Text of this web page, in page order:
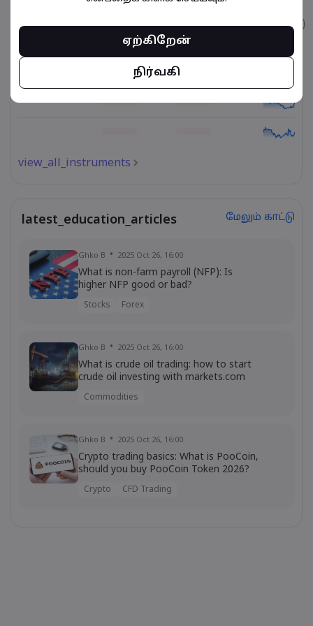
உடைமை விற்பனை வாங்குதல் கட்டணம் (%)
view_all_instruments
latest_education_articles மேலும் காட்டு
Ghko B 2025 Oct 26, 16:00
What is non-farm payroll (NFP): Is
higher NFP good or bad?
Stocks Forex
Ghko B 2025 Oct 26, 16:00
What is crude oil trading: how to start
crude oil investing with markets.com
Commodities
Ghko B 2025 Oct 26, 16:00
Crypto trading basics: What is PooCoin,
should you buy PooCoin Token 2026?
Crypto CFD Trading
ஏற்கிறேன்
நிர்வகி